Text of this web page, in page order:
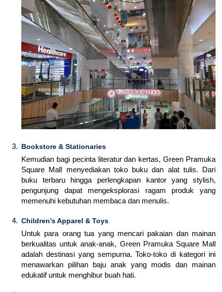
Bookstore & Stationaries
Kemudian bagi pecinta literatur dan kertas, Green Pramuka
Square Mall menyediakan toko buku dan alat tulis. Dari
buku terbaru hingga perlengkapan kantor yang stylish,
pengunjung dapat mengeksplorasi ragam produk yang
memenuhi kebutuhan membaca dan menulis.
Children’s Apparel & Toys
Untuk para orang tua yang mencari pakaian dan mainan
berkualitas untuk anak-anak, Green Pramuka Square Mall
adalah destinasi yang sempurna. Toko-toko di kategori ini
menawarkan pilihan baju anak yang modis dan mainan
edukatif untuk menghibur buah hati.